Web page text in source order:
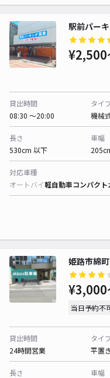
駅前パー
¥2,500
貸出時間
08:30 〜20:00
タイ
機械
長さ
530cm 以下
車幅
対応車種
オートバイ軽自動車コンパクト
姫路市綿
¥3,000
当日予約不
貸出時間
24時間営業
タイ
平置き
長さ
車幅